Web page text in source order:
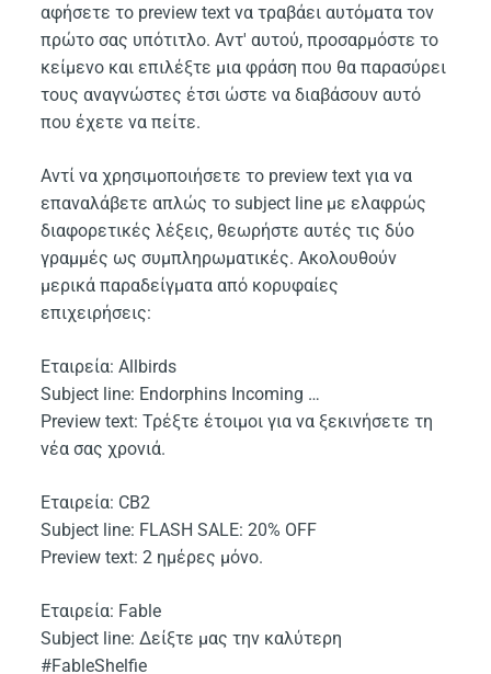
αφήσετε το preview text να τραβάει αυτόματα τον
πρώτο σας υπότιτλο. Αντ' αυτού, προσαρμόστε το
κείμενο και επιλέξτε μια φράση που θα παρασύρει
τους αναγνώστες έτσι ώστε να διαβάσουν αυτό
που έχετε να πείτε.
Αντί να χρησιμοποιήσετε το preview text για να
επαναλάβετε απλώς το subject line με ελαφρώς
διαφορετικές λέξεις, θεωρήστε αυτές τις δύο
γραμμές ως συμπληρωματικές. Ακολουθούν
μερικά παραδείγματα από κορυφαίες
επιχειρήσεις:
Εταιρεία: Allbirds
Subject line: Endorphins Incoming …
Preview text: Τρέξτε έτοιμοι για να ξεκινήσετε τη
νέα σας χρονιά.
Εταιρεία: CB2
Subject line: FLASH SALE: 20% OFF
Preview text: 2 ημέρες μόνο.
Εταιρεία: Fable
Subject line: Δείξτε μας την καλύτερη
#FableShelfie